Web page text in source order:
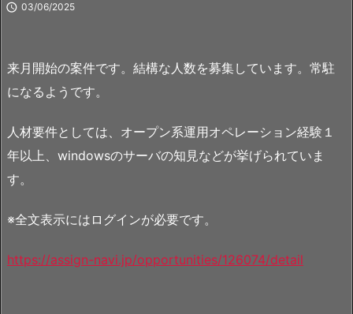
 03/06/2025
来月開始の案件です。結構な人数を募集しています。常駐
になるようです。
人材要件としては、オープン系運用オペレーション経験１
年以上、windowsのサーバの知見などが挙げられていま
す。
※全文表示にはログインが必要です。
https://assign-navi.jp/opportunities/126074/detail